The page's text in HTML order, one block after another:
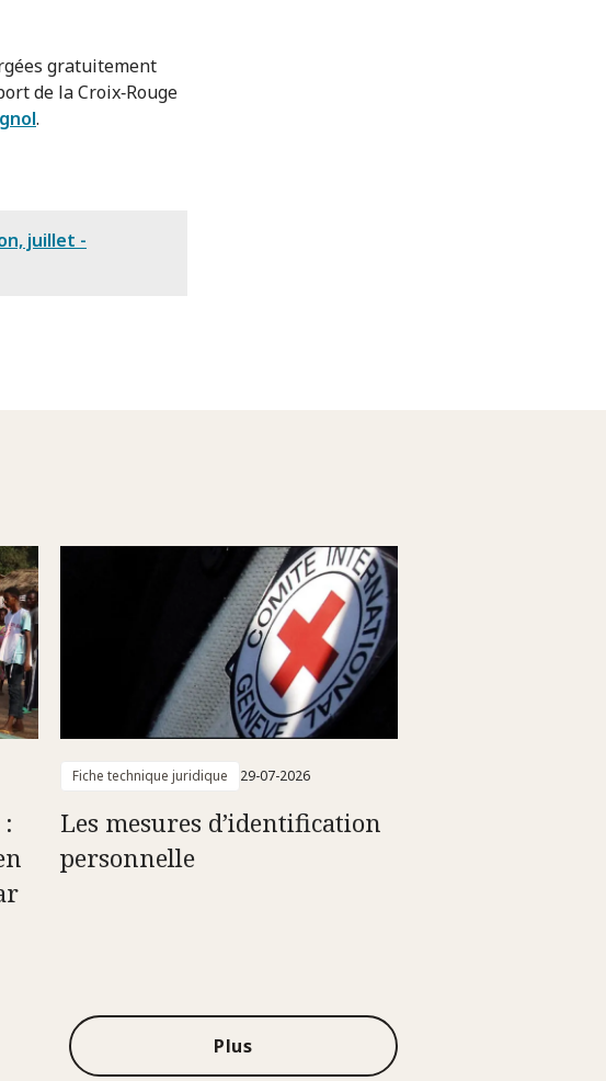
gratuitement
de la Croix‑Rouge
.
juillet -
Fiche technique juridique 29-07-2026
Les mesures d’identification
personnelle
Plus